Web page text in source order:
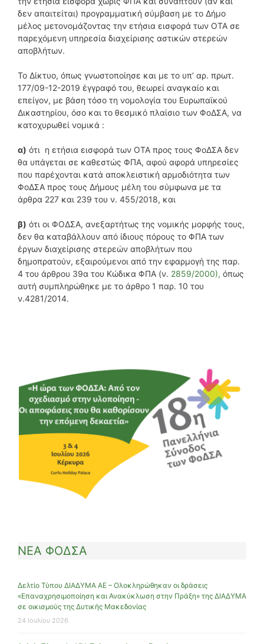
δεν απαιτείται) προγραμματική σύμβαση με το Δήμο
μέλος μετονομάζοντας την ετήσια εισφορά των ΟΤΑ σε
παρεχόμενη υπηρεσία διαχείρισης αστικών στερεών
αποβλήτων.
Το Δίκτυο, όπως γνωστοποίησε και με το υπ’ αρ. πρωτ.
177/09-12-2019 έγγραφό του, θεωρεί αναγκαίο και
επείγον, με βάση τόσο τη νομολογία του Ευρωπαϊκού
Δικαστηρίου, όσο και το θεσμικό πλαίσιο των ΦοΔΣΑ, να
κατοχυρωθεί νομικά :
α) ότι η ετήσια εισφορά των ΟΤΑ προς τους ΦοΔΣΑ δεν
θα υπάγεται σε καθεστώς ΦΠΑ, αφού αφορά υπηρεσίες
που παρέχονται κατά αποκλειστική αρμοδιότητα των
ΦοΔΣΑ προς τους Δήμους μέλη του σύμφωνα με τα
άρθρα 227 και 239 του ν. 455/2018, και
β) ότι οι ΦΟΔΣΑ, ανεξαρτήτως της νομικής μορφής τους,
δεν θα καταβάλλουν από ίδιους πόρους το ΦΠΑ των
έργων διαχείρισης στερεών αποβλήτων που
δημοπρατούν, εξαιρούμενοι από την εφαρμογή της παρ.
4 του άρθρου 39α του Κώδικα ΦΠΑ (ν. 2859/2000), όπως
αυτή συμπληρώθηκε με το άρθρο 1 παρ. 10 του
ν.4281/2014.
ΝΕΑ ΦΟΔΣΑ
Δελτίο Τύπου ΔΙΑΔΥΜΑ ΑΕ – Ολοκληρώθηκαν οι δράσεις
«Επαναχρησιμοποίηση και Ανακύκλωση στην Πράξη» της ΔΙΑΔΥΜΑ
σε οικισμούς της Δυτικής Μακεδονίας
24 Ιουλίου 2026